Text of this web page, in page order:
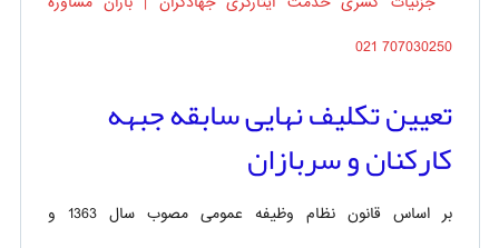
تعیین تکلیف نهایی سابقه جبهه
کارکنان و سربازان
بر اساس قانون نظام وظیفه عمومی مصوب سال 1363 و